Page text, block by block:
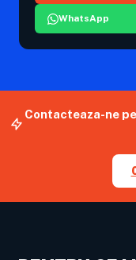
WhatsApp
Contacteaza-ne